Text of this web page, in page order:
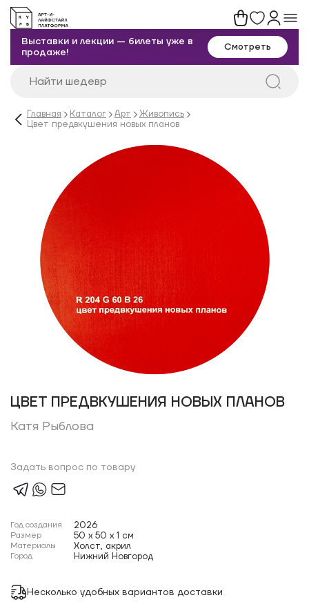
Выставки и лекции — билеты уже в
продаже!
Смотреть
Главная Каталог Арт
Живопись
Цвет предвкушения новых планов
ЦВЕТ ПРЕДВКУШЕНИЯ НОВЫХ ПЛАНОВ
Катя Рыблова
Задать вопрос по товару
Год создания 2026
Размер 50 x 50 x 1 см
Материалы Холст, акрил
Город Нижний Новгород
Несколько удобных вариантов доставки